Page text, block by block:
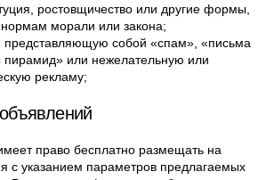
ростовщичество или другие формы,
морали или закона;
собой «спам», «письма
пирамид» или нежелательную или
рекламу;
право бесплатно размещать на
с указанием параметров предлагаемых